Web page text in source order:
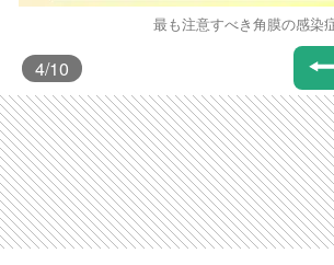
最も注意すべき角膜の感染
4/10